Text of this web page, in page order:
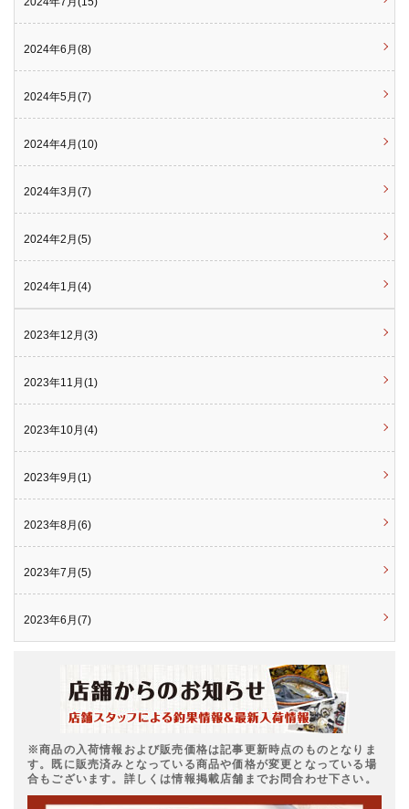
2024年6月(8)
2024年5月(7)
2024年4月(10)
2024年3月(7)
2024年2月(5)
2024年1月(4)
2023年12月(3)
2023年11月(1)
2023年10月(4)
2023年9月(1)
2023年8月(6)
2023年7月(5)
2023年6月(7)
※商品の入荷情報および販売価格は記事更新時点のものとなりま
す。既に販売済みとなっている商品や価格が変更となっている場
合もございます。詳しくは情報掲載店舗までお問合わせ下さい。